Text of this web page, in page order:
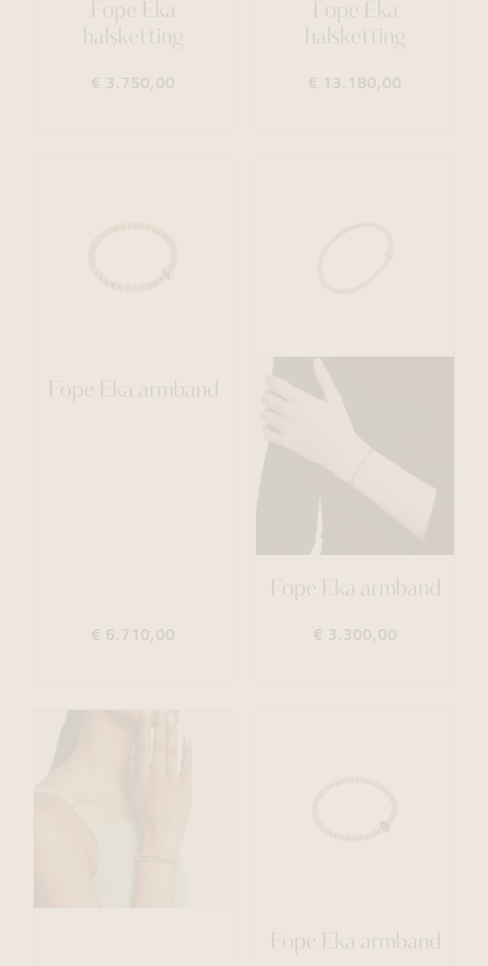
Fope Eka
halsketting
€ 3.750,00
Fope Eka
halsketting
€ 13.180,00
Fope Eka armband
€ 6.710,00
Fope Eka armband
€ 3.300,00
Fope Eka armband